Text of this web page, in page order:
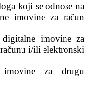
koji se odnose na
imovine za račun
imovine za
i/ili elektronski
imovine za drugu